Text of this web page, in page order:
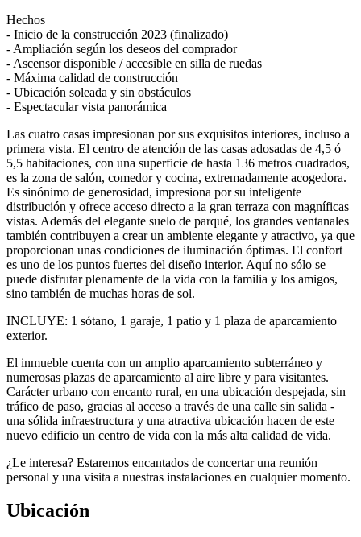
Hechos
- Inicio de la construcción 2023 (finalizado)
- Ampliación según los deseos del comprador
- Ascensor disponible / accesible en silla de ruedas
- Máxima calidad de construcción
- Ubicación soleada y sin obstáculos
- Espectacular vista panorámica
Las cuatro casas impresionan por sus exquisitos interiores, incluso a
primera vista. El centro de atención de las casas adosadas de 4,5 ó
5,5 habitaciones, con una superficie de hasta 136 metros cuadrados,
es la zona de salón, comedor y cocina, extremadamente acogedora.
Es sinónimo de generosidad, impresiona por su inteligente
distribución y ofrece acceso directo a la gran terraza con magníficas
vistas. Además del elegante suelo de parqué, los grandes ventanales
también contribuyen a crear un ambiente elegante y atractivo, ya que
proporcionan unas condiciones de iluminación óptimas. El confort
es uno de los puntos fuertes del diseño interior. Aquí no sólo se
puede disfrutar plenamente de la vida con la familia y los amigos,
sino también de muchas horas de sol.
INCLUYE: 1 sótano, 1 garaje, 1 patio y 1 plaza de aparcamiento
exterior.
El inmueble cuenta con un amplio aparcamiento subterráneo y
numerosas plazas de aparcamiento al aire libre y para visitantes.
Carácter urbano con encanto rural, en una ubicación despejada, sin
tráfico de paso, gracias al acceso a través de una calle sin salida -
una sólida infraestructura y una atractiva ubicación hacen de este
nuevo edificio un centro de vida con la más alta calidad de vida.
¿Le interesa? Estaremos encantados de concertar una reunión
personal y una visita a nuestras instalaciones en cualquier momento.
Ubicación